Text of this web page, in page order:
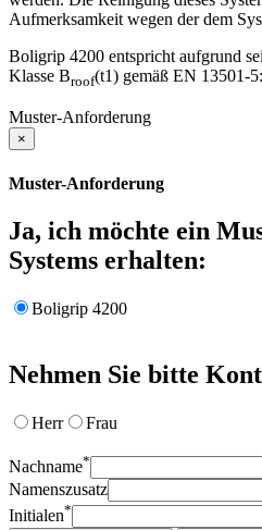
Aufmerksamkeit wegen der dem
Boligrip 4200 entspricht aufgrund
Klasse Broof(t1) gemäß EN 13501-
Muster-Anforderung
×
Muster-Anforderung
Ja, ich möchte ein
Systems erhalten:
Boligrip 4200
Nehmen Sie bitte
Herr Frau
Nachname*
Namenszusatz
Initialen*